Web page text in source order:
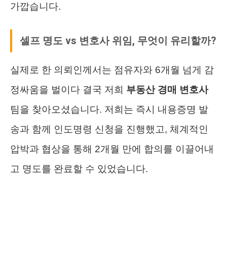
가깝습니다.
셀프 명도 vs 변호사 위임, 무엇이 유리할까?
실제로 한 의뢰인께서는 점유자와 6개월 넘게 감
정싸움을 벌이다 결국 저희 부동산 경매 변호사
팀을 찾아오셨습니다. 저희는 즉시 내용증명 발
송과 함께 인도명령 신청을 진행했고, 체계적인
압박과 협상을 통해 2개월 만에 합의를 이끌어내
고 명도를 완료할 수 있었습니다.